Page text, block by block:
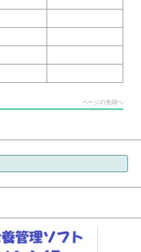
ページの先頭へ